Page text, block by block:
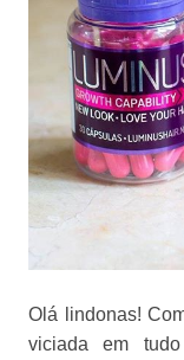
Olá lindonas!
viciada em